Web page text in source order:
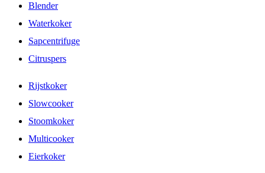
Blender
Waterkoker
Sapcentrifuge
Citruspers
Rijstkoker
Slowcooker
Stoomkoker
Multicooker
Eierkoker